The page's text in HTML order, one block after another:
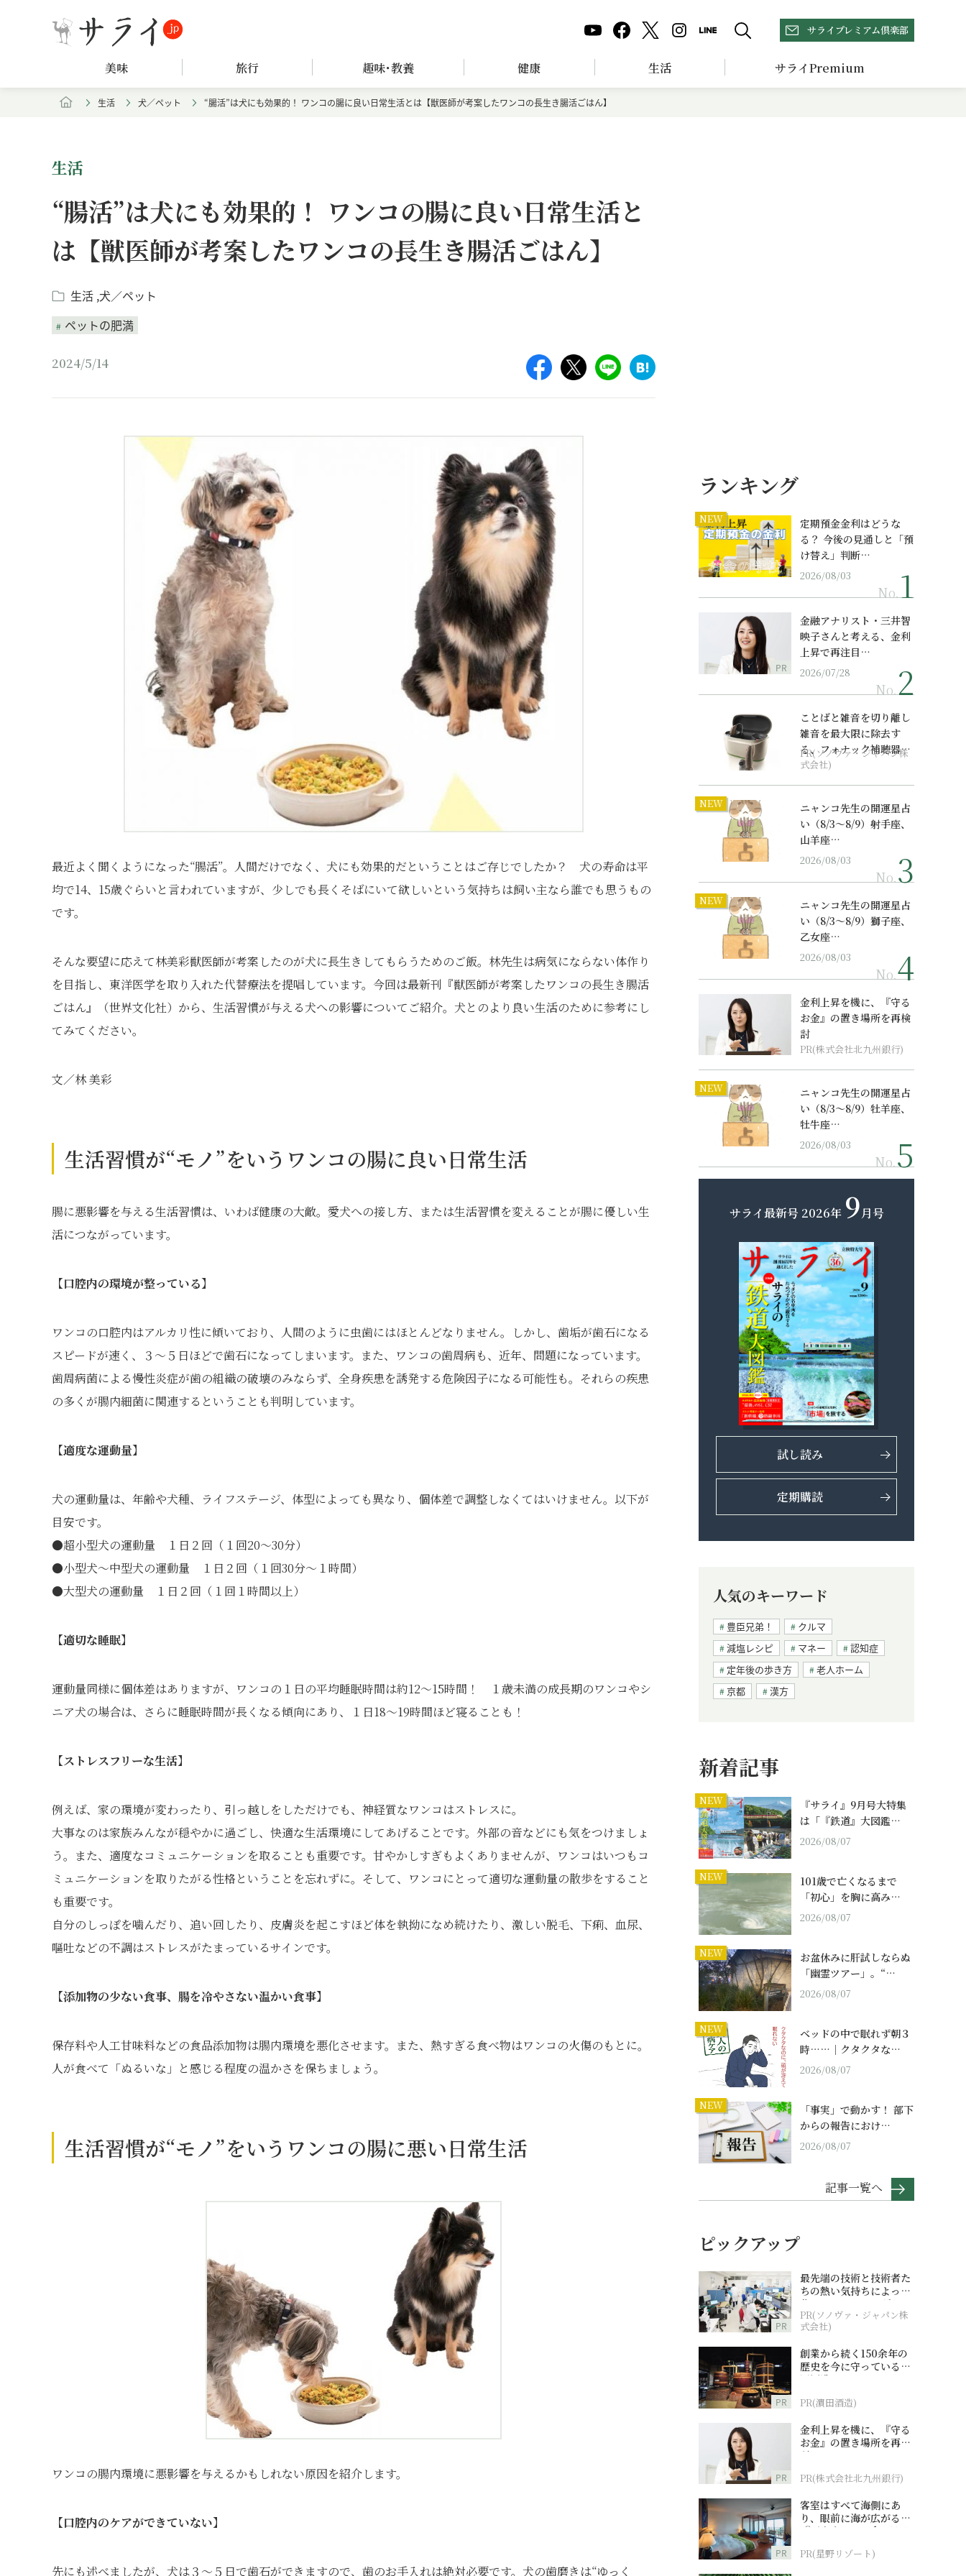
サライプレミアム倶楽部
美味 旅行 趣味･教養 健康 生活 サライPremium
生活 犬／ペット “腸活”は犬にも効果的！ ワンコの腸に良い日常生活とは【獣医師が考案したワンコの長生き腸活ごはん】
生活
“腸活”は犬にも効果的！ ワンコの腸に良い日常生活と
は【獣医師が考案したワンコの長生き腸活ごはん】
生活 犬／ペット
ペットの肥満
2024/5/14
最近よく聞くようになった“腸活”。人間だけでなく、犬にも効果的だということはご存じでしたか？ 犬の寿命は平
均で14、15歳ぐらいと言われていますが、少しでも長くそばにいて欲しいという気持ちは飼い主なら誰でも思うもの
です。
そんな要望に応えて林美彩獣医師が考案したのが犬に長生きしてもらうためのご飯。林先生は病気にならない体作り
を目指し、東洋医学を取り入れた代替療法を提唱しています。今回は最新刊『獣医師が考案したワンコの長生き腸活
ごはん』（世界文化社）から、生活習慣が与える犬への影響についてご紹介。犬とのより良い生活のために参考にし
てみてください。
文／林 美彩
生活習慣が“モノ”をいうワンコの腸に良い日常生活
腸に悪影響を与える生活習慣は、いわば健康の大敵。愛犬への接し方、または生活習慣を変えることが腸に優しい生
活につながっています。
【口腔内の環境が整っている】
ワンコの口腔内はアルカリ性に傾いており、人間のように虫歯にはほとんどなりません。しかし、歯垢が歯石になる
スピードが速く、３～５日ほどで歯石になってしまいます。また、ワンコの歯周病も、近年、問題になっています。
歯周病菌による慢性炎症が歯の組織の破壊のみならず、全身疾患を誘発する危険因子になる可能性も。それらの疾患
の多くが腸内細菌に関連するということも判明しています。
【適度な運動量】
犬の運動量は、年齢や犬種、ライフステージ、体型によっても異なり、個体差で調整しなくてはいけません。以下が
目安です。
●超小型犬の運動量 １日２回（１回20～30分）
●小型犬～中型犬の運動量 １日２回（１回30分～１時間）
●大型犬の運動量 １日２回（１回１時間以上）
【適切な睡眠】
運動量同様に個体差はありますが、ワンコの１日の平均睡眠時間は約12～15時間！ １歳未満の成長期のワンコやシ
ニア犬の場合は、さらに睡眠時間が長くなる傾向にあり、１日18～19時間ほど寝ることも！
【ストレスフリーな生活】
例えば、家の環境が変わったり、引っ越しをしただけでも、神経質なワンコはストレスに。
大事なのは家族みんなが穏やかに過ごし、快適な生活環境にしてあげることです。外部の音などにも気をつけましょ
う。また、適度なコミュニケーションを取ることも重要です。甘やかしすぎもよくありませんが、ワンコはいつもコ
ミュニケーションを取りたがる性格ということを忘れずに。そして、ワンコにとって適切な運動量の散歩をすること
も重要です。
自分のしっぽを噛んだり、追い回したり、皮膚炎を起こすほど体を執拗になめ続けたり、激しい脱毛、下痢、血尿、
嘔吐などの不調はストレスがたまっているサインです。
【添加物の少ない食事、腸を冷やさない温かい食事】
保存料や人工甘味料などの食品添加物は腸内環境を悪化させます。また、熱すぎる食べ物はワンコの火傷のもとに。
人が食べて「ぬるいな」と感じる程度の温かさを保ちましょう。
生活習慣が“モノ”をいうワンコの腸に悪い日常生活
ワンコの腸内環境に悪影響を与えるかもしれない原因を紹介します。
【口腔内のケアができていない】
先にも述べましたが、犬は３～５日で歯石ができますので、歯のお手入れは絶対必要です。犬の歯磨きは“ゆっく
ランキング
NEW
定期預金金利はどうな
る？ 今後の見通しと「預
け替え」判断…
2026/08/03
No.
PR
金融アナリスト・三井智
映子さんと考える、金利
上昇で再注目…
2026/07/28
No.
ことばと雑音を切り離し
雑音を最大限に除去す
る、フォナック補聴器の
最上位モデル
PR(ソノヴァ・ジャパン株
式会社)
NEW
ニャンコ先生の開運星占
い（8/3～8/9）射手座、
山羊座…
2026/08/03
No.
NEW
ニャンコ先生の開運星占
い（8/3～8/9）獅子座、
乙女座…
2026/08/03
No.
金利上昇を機に、『守る
お金』の置き場所を再検
討
PR(株式会社北九州銀行)
NEW
ニャンコ先生の開運星占
い（8/3～8/9）牡羊座、
牡牛座…
2026/08/03
No.
サライ最新号 2026年 9月号
試し読み
定期購読
人気のキーワード
豊臣兄弟！
クルマ
減塩レシピ
マネー
認知症
定年後の歩き方
老人ホーム
京都
漢方
新着記事
NEW
『サライ』9月号大特集
は「『鉄道』大図鑑…
2026/08/07
NEW
101歳で亡くなるまで
「初心」を胸に高み…
2026/08/07
NEW
お盆休みに肝試しならぬ
「幽霊ツアー」。“…
2026/08/07
NEW
ベッドの中で眠れず朝３
時……｜クタクタな…
2026/08/07
NEW
「事実」で動かす！ 部下
からの報告におけ…
2026/08/07
記事一覧へ
ピックアップ
PR
最先端の技術と技術者た
ちの熱い気持ちによって
作られているオーダーメ
イド補聴器
PR(ソノヴァ・ジャパン株
式会社)
PR
創業から続く150余年の
歴史を今に守っている濵
田酒造
PR(濵田酒造)
PR
金利上昇を機に、『守る
お金』の置き場所を再検
討
PR(株式会社北九州銀行)
PR
客室はすべて海側にあ
り、眼前に海が広がる
『西表島ホテル by 星野
PR(星野リゾート)